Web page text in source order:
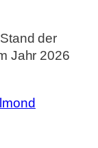
der
Jahr 2026